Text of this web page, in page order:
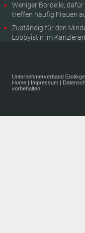
Weniger Bordelle,
treffen häufig Frauen
Zuständig für den
Lobbyistin im
Unternehmerverband
Home | Impressum |
vorbehalten